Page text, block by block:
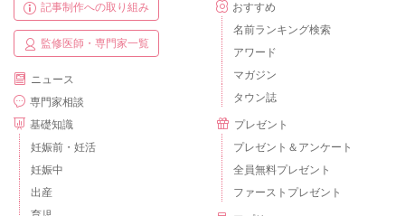
記事制作への取り組み
監修医師・専門家一覧
ニュース
専門家相談
基礎知識
妊娠前・妊活
妊娠中
出産
おすすめ
名前ランキング検索
アワード
マガジン
タウン誌
プレゼント
プレゼント＆アンケート
全員無料プレゼント
ファーストプレゼント